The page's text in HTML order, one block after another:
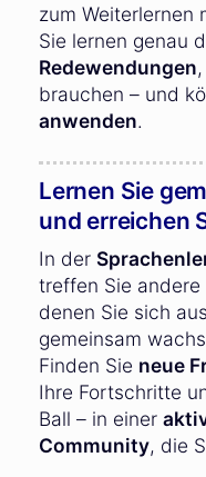
zum Weiterlernen
Sie lernen genau
Redewendungen
brauchen – und
anwenden.
Lernen Sie
und erreichen
In der
treffen Sie
denen Sie sich
gemeinsam
Finden Sie neue
Ihre Fortschritte
Ball – in einer
Community, die